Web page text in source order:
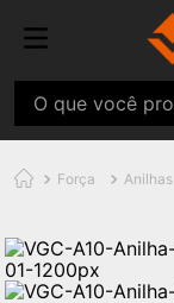
Força Anilhas